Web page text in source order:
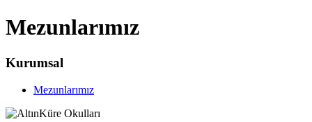
Mezunlarımız
Kurumsal
Mezunlarımız